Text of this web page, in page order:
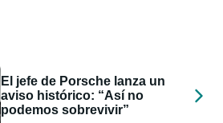
El jefe de Porsche lanza un
aviso histórico: “Así no
podemos sobrevivir”